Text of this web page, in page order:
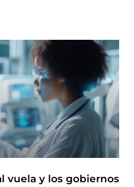
vuela y los gobiernos